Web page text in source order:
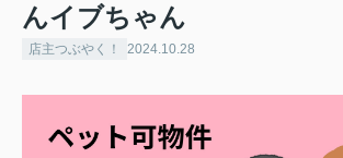
んイブちゃん
店主つぶやく！ 2024.10.28